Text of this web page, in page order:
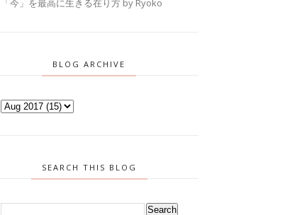
「今」を最高に生きる在り方 by Ryoko
BLOG ARCHIVE
SEARCH THIS BLOG